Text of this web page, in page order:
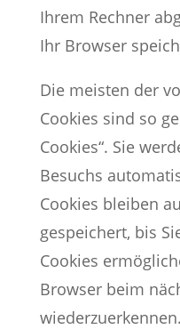
Ihrem Rechner
Ihr Browser
Die meisten der
Cookies sind so
Cookies“. Sie
Besuchs
Cookies bleiben
gespeichert, bis
Cookies
Browser beim
wiederzuerkennen.